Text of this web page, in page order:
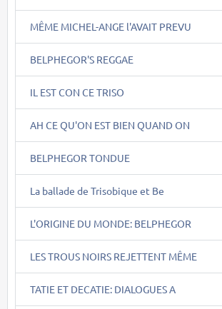
MÊME MICHEL-ANGE l'AVAIT PREVU
BELPHEGOR'S REGGAE
IL EST CON CE TRISO
AH CE QU'ON EST BIEN QUAND ON
BELPHEGOR TONDUE
La ballade de Trisobique et Be
L'ORIGINE DU MONDE: BELPHEGOR
LES TROUS NOIRS REJETTENT MÊME
TATIE ET DECATIE: DIALOGUES A